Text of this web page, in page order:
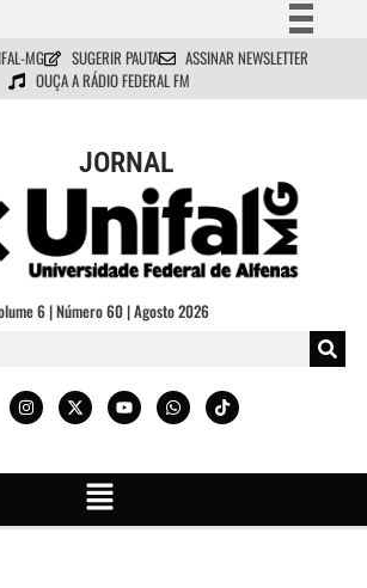
Simplifique!
Comunica BR
Acesso à informação
Legislação
Canais
MG SUGERIR PAUTA
ASSINAR NEWSLETTER
OUÇA A RÁDIO FEDERAL FM
JORNAL
6 | Número 60 | Agosto 2026